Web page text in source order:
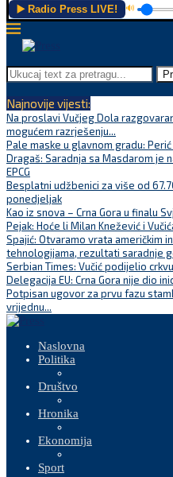
▶️ Radio Press LIVE! 🔊
Najnovije vijesti:
Na proslavi Vučjeg Dola
mogućem razrješenju...
Pale maske u glavnom gradu:
Dragaš: Saradnja sa Masdarom je
EPCG
Besplatni udžbenici za više od
ponedjeljak
Kao iz snova – Crna Gora u finalu
Pejak: Hoće li Milan Knežević i
Spajić: Otvaramo vrata američkim
tehnologijama, rezultati saradnje
Serbian Times: Vučić podijelio
Delegacija EU: Crna Gora nije dio
Potpisan ugovor za prvu fazu
vrijednu...
Naslovna
Politika
Društvo
Hronika
Ekonomija
Sport